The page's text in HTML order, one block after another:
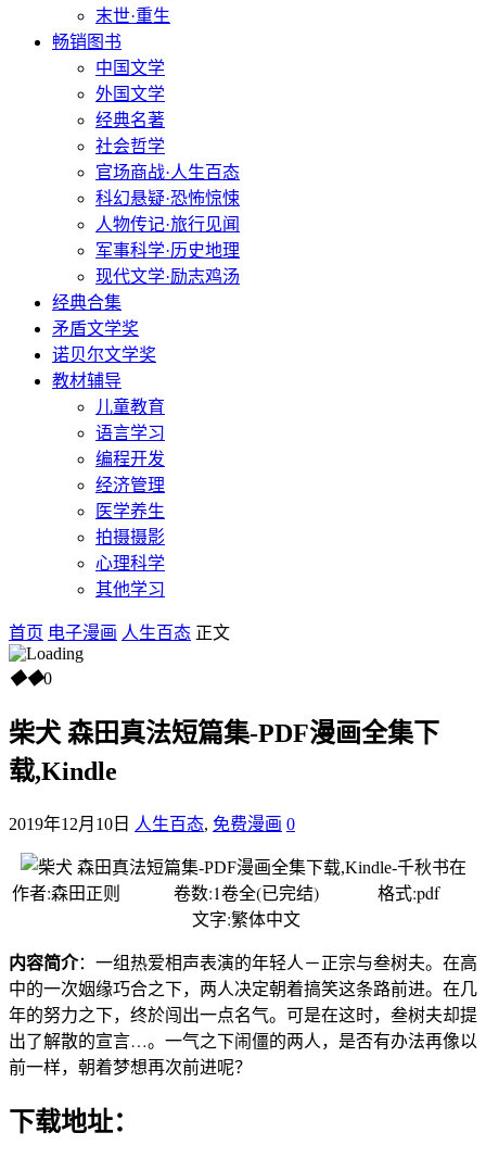
末世·重生
畅销图书
中国文学
外国文学
经典名著
社会哲学
官场商战·人生百态
科幻悬疑·恐怖惊悚
人物传记·旅行见闻
军事科学·历史地理
现代文学·励志鸡汤
经典合集
矛盾文学奖
诺贝尔文学奖
教材辅导
儿童教育
语言学习
编程开发
经济管理
医学养生
拍摄摄影
心理科学
其他学习
首页 电子漫画 人生百态 正文
◆◆0
柴犬 森田真法短篇集-PDF漫画全集下
载,Kindle
2019年12月10日 人生百态, 免费漫画 0
作者:森田正则 卷数:1卷全(已完结) 格式:pdf
文字:繁体中文
内容简介：一组热爱相声表演的年轻人－正宗与叁树夫。在高
中的一次姻缘巧合之下，两人决定朝着搞笑这条路前进。在几
年的努力之下，终於闯出一点名气。可是在这时，叁树夫却提
出了解散的宣言…。一气之下闹僵的两人，是否有办法再像以
前一样，朝着梦想再次前进呢？
下载地址：